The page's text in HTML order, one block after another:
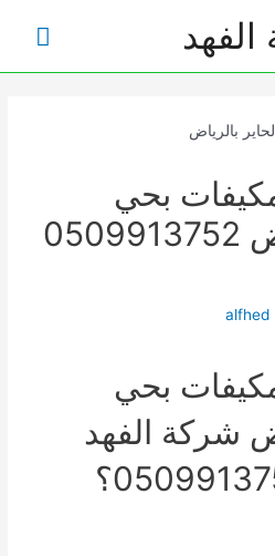
بحي
العزيزية بالرياض 0509913752
alfhed
بحي
شركة الفهد